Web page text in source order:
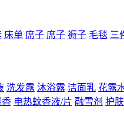
床单 席子 席子 褥子 毛毯 三
洗发露 沐浴露 洁面乳 花露
香 电热蚊香液/片 融雪剂 护